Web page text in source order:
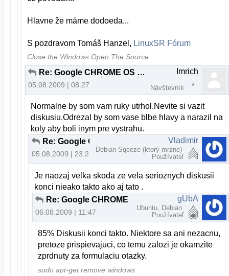
Hlavne že máme dodoeda...
S pozdravom Tomáš Hanzel, LinuxSR Fórum
Close the Windows Open The Source
Re: Google CHROME OS v2.00 beta
05.08.2009 | 08:27
Imrich
Návštevník
Normalne by som vam ruky utrhol.Nevite si vazit
diskusiu.Odrezal by som vase blbe hlavy a narazil na
koly aby boli inym pre vystrahu.
05.08.2009 | 23:28
Vladimir
Debian Sqeeze (ktorý mrzne)
Používateľ
Je naozaj velka skoda ze vela serioznych diskusii
konci nieako takto ako aj tato .
06.08.2009 | 11:47
gUbA
Ubuntu, Debian
Používateľ
85% Diskusii konci takto. Niektore sa ani nezacnu,
pretoze prispievajuci, co temu zalozi je okamzite
zprdnuty za formulaciu otazky.
sudo apt-get remove windows